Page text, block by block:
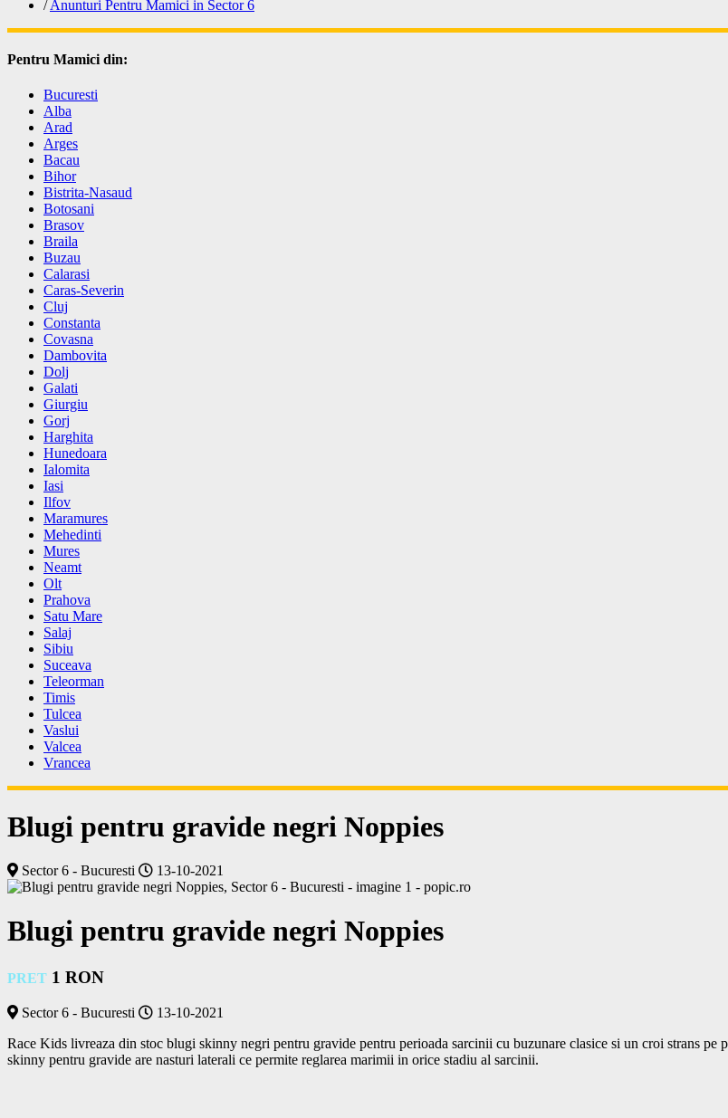
/Anunturi Pentru Mamici in Sector 6
Pentru Mamici din:
Bucuresti
Alba
Arad
Arges
Bacau
Bihor
Bistrita-Nasaud
Botosani
Brasov
Braila
Buzau
Calarasi
Caras-Severin
Cluj
Constanta
Covasna
Dambovita
Dolj
Galati
Giurgiu
Gorj
Harghita
Hunedoara
Ialomita
Iasi
Ilfov
Maramures
Mehedinti
Mures
Neamt
Olt
Prahova
Satu Mare
Salaj
Sibiu
Suceava
Teleorman
Timis
Tulcea
Vaslui
Valcea
Vrancea
Blugi pentru gravide negri Noppies
Sector 6 - Bucuresti 13-10-2021
Blugi pentru gravide negri Noppies
PRET 1 RON
Sector 6 - Bucuresti
13-10-2021
Race Kids livreaza din stoc blugi skinny negri pentru gravide pentru perioada sarcinii cu buzunare clasice si un croi strans